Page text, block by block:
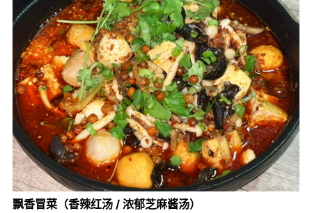
飘香冒菜（香辣红汤 / 浓郁芝麻酱汤）